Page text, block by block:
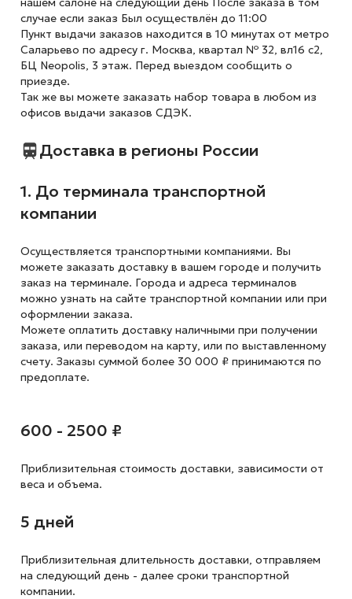
случае если заказ Был осуществлён до 11:00
Пункт выдачи заказов находится в 10 минутах от метро
Саларьево по адресу г. Москва, квартал № 32, вл16 с2,
БЦ Neopolis, 3 этаж. Перед выездом сообщить о
приезде.
Так же вы можете заказать набор товара в любом из
офисов выдачи заказов СДЭК.
Доставка в регионы России
1. До терминала транспортной
компании
Осуществляется транспортными компаниями. Вы
можете заказать доставку в вашем городе и получить
заказ на терминале. Города и адреса терминалов
можно узнать на сайте транспортной компании или при
оформлении заказа.
Можете оплатить доставку наличными при получении
заказа, или переводом на карту, или по выставленному
счету. Заказы суммой более 30 000 ₽ принимаются по
предоплате.
600 - 2500 ₽
Приблизительная стоимость доставки, зависимости от
веса и объема.
5 дней
Приблизительная длительность доставки, отправляем
на следующий день - далее сроки транспортной
компании.